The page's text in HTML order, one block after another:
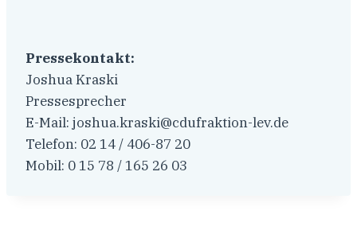
Pressekontakt:
Joshua Kraski
Pressesprecher
E-Mail: joshua.kraski@cdufraktion-lev.de
Telefon: 02 14 / 406-87 20
Mobil: 0 15 78 / 165 26 03